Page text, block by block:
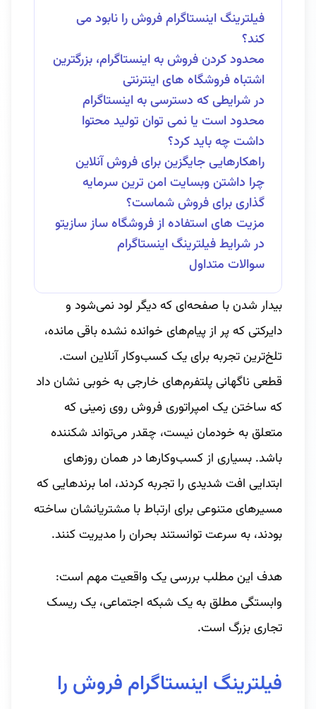
فیلترینگ اینستاگرام فروش را نابود می
کند؟
محدود کردن فروش به اینستاگرام، بزرگترین
اشتباه فروشگاه های اینترنتی
در شرایطی که دسترسی به اینستاگرام
محدود است یا نمی توان تولید محتوا
داشت چه باید کرد؟
راهکارهایی جایگزین برای فروش آنلاین
چرا داشتن وبسایت امن ترین سرمایه
گذاری برای فروش شماست؟
مزیت های استفاده از فروشگاه ساز سازیتو
در شرایط فیلترینگ اینستاگرام
سوالات متداول
بیدار شدن با صفحه‌ای که دیگر لود نمی‌شود و
دایرکتی که پر از پیام‌های خوانده نشده باقی مانده،
تلخ‌ترین تجربه برای یک کسب‌وکار آنلاین است.
قطعی ناگهانی پلتفرم‌های خارجی به خوبی نشان داد
که ساختن یک امپراتوری فروش روی زمینی که
متعلق به خودمان نیست، چقدر می‌تواند شکننده
باشد. بسیاری از کسب‌وکارها در همان روزهای
ابتدایی افت شدیدی را تجربه کردند، اما برندهایی که
مسیرهای متنوعی برای ارتباط با مشتریانشان ساخته
بودند، به سرعت توانستند بحران را مدیریت کنند.
هدف این مطلب بررسی یک واقعیت مهم است:
وابستگی مطلق به یک شبکه اجتماعی، یک ریسک
تجاری بزرگ است.
فیلترینگ اینستاگرام فروش را